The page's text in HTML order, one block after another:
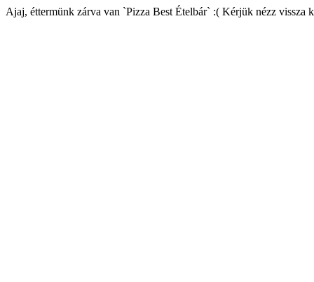
Ajaj, éttermünk zárva van `Pizza Best Ételbár` :( Kérjük nézz vissza